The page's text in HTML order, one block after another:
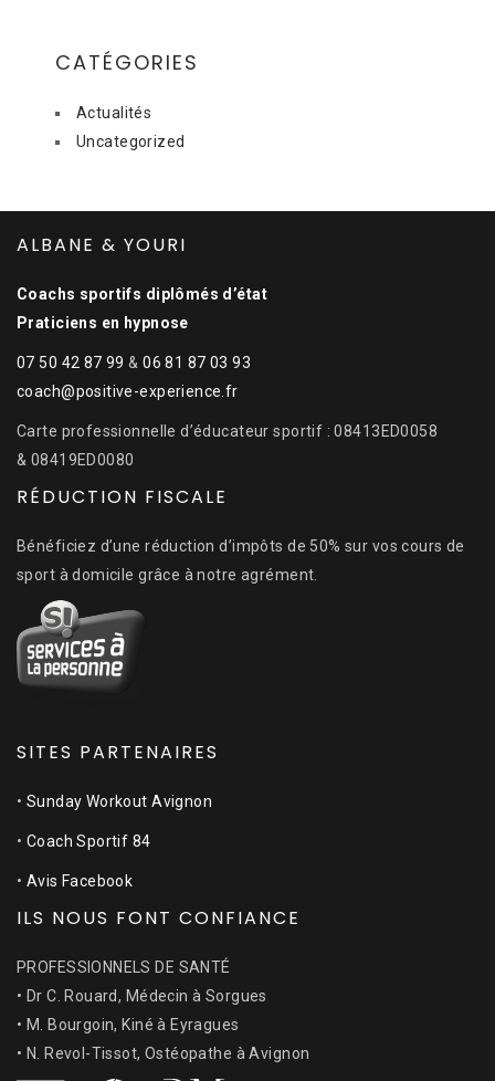
CATÉGORIES
Actualités
Uncategorized
ALBANE & YOURI
Coachs sportifs diplômés d’état
Praticiens en hypnose
07 50 42 87 99 &06 81 87 03 93
coach@positive-experience.fr
Carte professionnelle d’éducateur sportif : 08413ED0058
& 08419ED0080
RÉDUCTION FISCALE
Bénéficiez d’une réduction d’impôts de 50% sur vos cours de
sport à domicile grâce à notre agrément.
SITES PARTENAIRES
• Sunday Workout Avignon
• Coach Sportif 84
• Avis Facebook
ILS NOUS FONT CONFIANCE
PROFESSIONNELS DE SANTÉ
• Dr C. Rouard, Médecin à Sorgues
• M. Bourgoin, Kiné à Eyragues
• N. Revol-Tissot, Ostéopathe à Avignon